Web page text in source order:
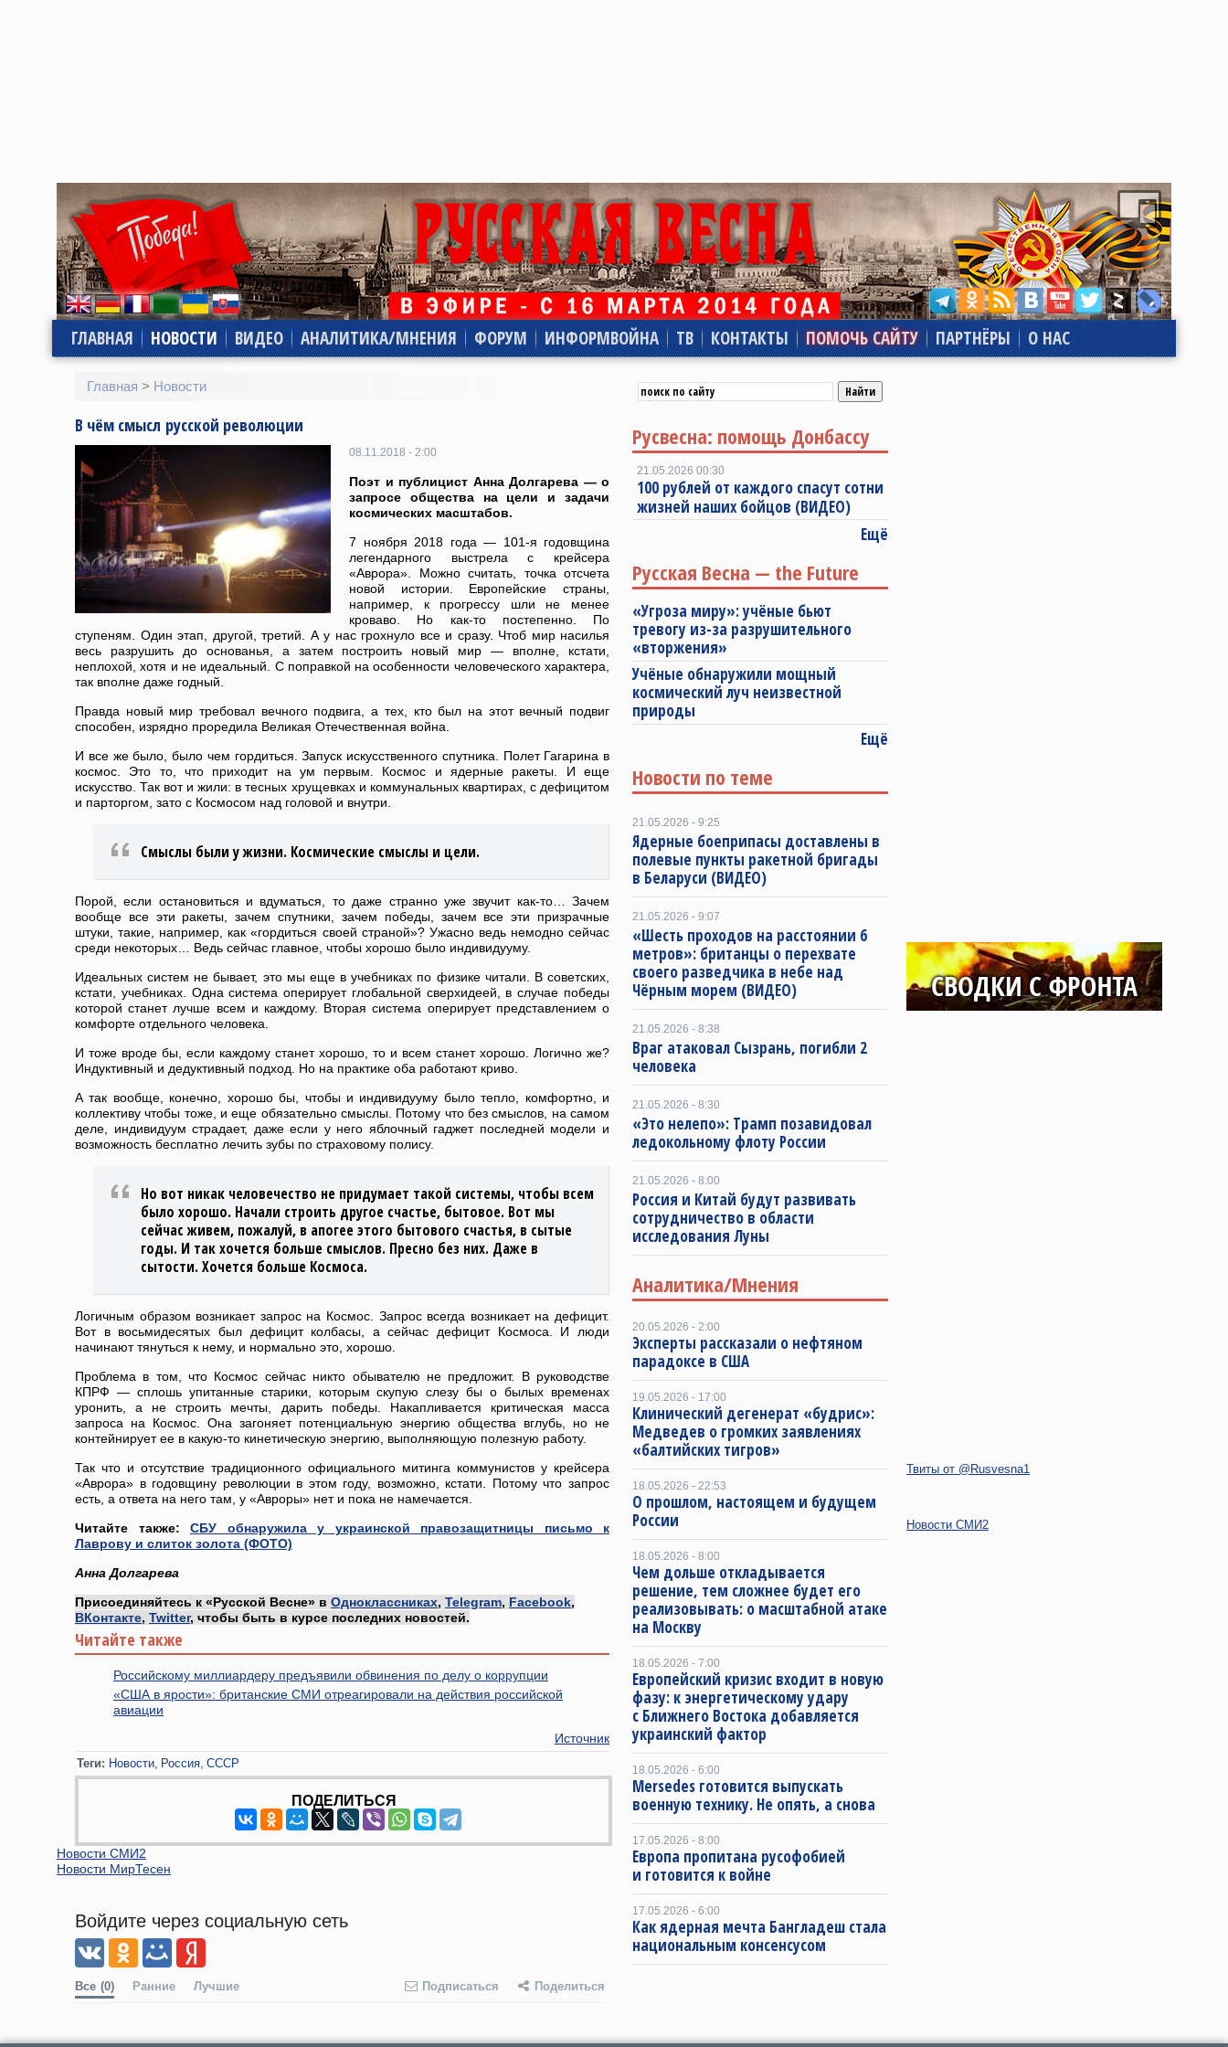
ГЛАВНАЯ НОВОСТИ ВИДЕО АНАЛИТИКА/МНЕНИЯ ФОРУМ ИНФОРМВОЙНА ТВ КОНТАКТЫ ПОМОЧЬ САЙТУ ПАРТНЁРЫ О НАС
Главная > Новости
В чём смысл русской революции
08.11.2018 - 2:00
Поэт и публицист Анна Долгарева — о
запросе общества на цели и задачи
космических масштабов.
7 ноября 2018 года — 101-я годовщина
легендарного выстрела с крейсера
«Аврора». Можно считать, точка отсчета
новой истории. Европейские страны,
например, к прогрессу шли не менее
кроваво. Но как-то постепенно. По
ступеням. Один этап, другой, третий. А у нас грохнуло все и сразу. Чтоб мир насилья
весь разрушить до основанья, а затем построить новый мир — вполне, кстати,
неплохой, хотя и не идеальный. С поправкой на особенности человеческого характера,
так вполне даже годный.
Правда новый мир требовал вечного подвига, а тех, кто был на этот вечный подвиг
способен, изрядно проредила Великая Отечественная война.
И все же было, было чем гордиться. Запуск искусственного спутника. Полет Гагарина в
космос. Это то, что приходит на ум первым. Космос и ядерные ракеты. И еще
искусство. Так вот и жили: в тесных хрущевках и коммунальных квартирах, с дефицитом
и парторгом, зато с Космосом над головой и внутри.
Смыслы были у жизни. Космические смыслы и цели.
Порой, если остановиться и вдуматься, то даже странно уже звучит как-то… Зачем
вообще все эти ракеты, зачем спутники, зачем победы, зачем все эти призрачные
штуки, такие, например, как «гордиться своей страной»? Ужасно ведь немодно сейчас
среди некоторых… Ведь сейчас главное, чтобы хорошо было индивидууму.
Идеальных систем не бывает, это мы еще в учебниках по физике читали. В советских,
кстати, учебниках. Одна система оперирует глобальной сверхидеей, в случае победы
которой станет лучше всем и каждому. Вторая система оперирует представлением о
комфорте отдельного человека.
И тоже вроде бы, если каждому станет хорошо, то и всем станет хорошо. Логично же?
Индуктивный и дедуктивный подход. Но на практике оба работают криво.
А так вообще, конечно, хорошо бы, чтобы и индивидууму было тепло, комфортно, и
коллективу чтобы тоже, и еще обязательно смыслы. Потому что без смыслов, на самом
деле, индивидуум страдает, даже если у него яблочный гаджет последней модели и
возможность бесплатно лечить зубы по страховому полису.
Но вот никак человечество не придумает такой системы, чтобы всем
было хорошо. Начали строить другое счастье, бытовое. Вот мы
сейчас живем, пожалуй, в апогее этого бытового счастья, в сытые
годы. И так хочется больше смыслов. Пресно без них. Даже в
сытости. Хочется больше Космоса.
Логичным образом возникает запрос на Космос. Запрос всегда возникает на дефицит.
Вот в восьмидесятых был дефицит колбасы, а сейчас дефицит Космоса. И люди
начинают тянуться к нему, и нормально это, хорошо.
Проблема в том, что Космос сейчас никто обывателю не предложит. В руководстве
КПРФ — сплошь упитанные старики, которым скупую слезу бы о былых временах
уронить, а не строить мечты, дарить победы. Накапливается критическая масса
запроса на Космос. Она загоняет потенциальную энергию общества вглубь, но не
контейнирует ее в какую-то кинетическую энергию, выполняющую полезную работу.
Так что и отсутствие традиционного официального митинга коммунистов у крейсера
«Аврора» в годовщину революции в этом году, возможно, кстати. Потому что запрос
есть, а ответа на него там, у «Авроры» нет и пока не намечается.
Читайте также: СБУ обнаружила у украинской правозащитницы письмо к
Лаврову и слиток золота (ФОТО)
Анна Долгарева
Присоединяйтесь к «Русской Весне» в Одноклассниках, Telegram, Facebook,
ВКонтакте, Twitter, чтобы быть в курсе последних новостей.
Читайте также
Российскому миллиардеру предъявили обвинения по делу о коррупции
«США в ярости»: британские СМИ отреагировали на действия российской
авиации
Источник
Теги: Новости Россия СССР
ПОДЕЛИТЬСЯ
Новости СМИ2
Новости МирТесен
Войдите через социальную сеть
Все (0) Ранние Лучшие Подписаться Поделиться
Русвесна: помощь Донбассу
21.05.2026 00:30
100 рублей от каждого спасут сотни
жизней наших бойцов (ВИДЕО)
Ещё
Русская Весна — the Future
«Угроза миру»: учёные бьют
тревогу из-за разрушительного
«вторжения»
Учёные обнаружили мощный
космический луч неизвестной
природы
Ещё
Новости по теме
21.05.2026 - 9:25
Ядерные боеприпасы доставлены в
полевые пункты ракетной бригады
в Беларуси (ВИДЕО)
21.05.2026 - 9:07
«Шесть проходов на расстоянии 6
метров»: британцы о перехвате
своего разведчика в небе над
Чёрным морем (ВИДЕО)
21.05.2026 - 8:38
Враг атаковал Сызрань, погибли 2
человека
21.05.2026 - 8:30
«Это нелепо»: Трамп позавидовал
ледокольному флоту России
21.05.2026 - 8:00
Россия и Китай будут развивать
сотрудничество в области
исследования Луны
Аналитика/Мнения
20.05.2026 - 2:00
Эксперты рассказали о нефтяном
парадоксе в США
19.05.2026 - 17:00
Клинический дегенерат «будрис»:
Медведев о громких заявлениях
«балтийских тигров»
18.05.2026 - 22:53
О прошлом, настоящем и будущем
России
18.05.2026 - 8:00
Чем дольше откладывается
решение, тем сложнее будет его
реализовывать: о масштабной атаке
на Москву
18.05.2026 - 7:00
Европейский кризис входит в новую
фазу: к энергетическому удару
с Ближнего Востока добавляется
украинский фактор
18.05.2026 - 6:00
Mersedes готовится выпускать
военную технику. Не опять, а снова
17.05.2026 - 8:00
Европа пропитана русофобией
и готовится к войне
17.05.2026 - 6:00
Как ядерная мечта Бангладеш стала
национальным консенсусом
Твиты от @Rusvesna1
Новости СМИ2